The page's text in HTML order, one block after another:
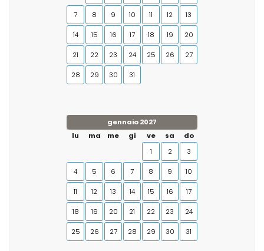
7 8 9 10 11 12 13
14 15 16 17 18 19 20
21 22 23 24 25 26 27
28 29 30 31
gennaio 2027
lu
ma me gi ve sa
do
1
2 3
4 5 6 7 8 9 10
11 12 13 14 15 16 17
18 19 20 21 22 23 24
25 26 27 28 29 30 31